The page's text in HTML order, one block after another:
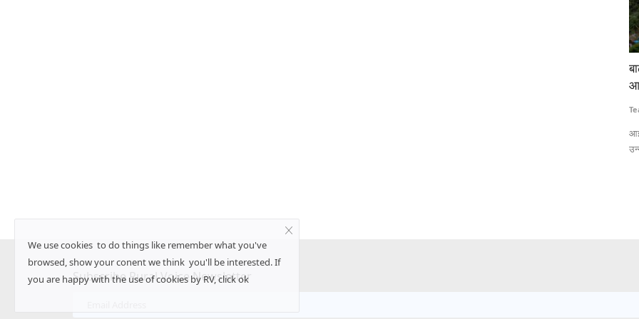
Subscribe Rural Voice Newsletter
We use cookies to do things like remember what you've
browsed, show your conent we think you'll be interested. If
you are happy with the use of cookies by RV, click ok